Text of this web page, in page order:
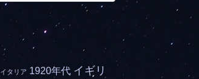
イタリア 1920年代 イギリ